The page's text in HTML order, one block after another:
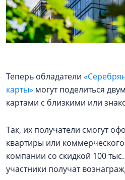
Теперь обладатели
карты» могут поделиться
картами с близкими или
Так, их получатели смогут
квартиры или
компании со скидкой 100
участники получат